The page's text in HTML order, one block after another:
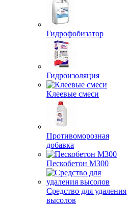
Гидрофобизатор
Гидроизоляция
Клеевые смеси
Противоморозная
добавка
Пескобетон М300
Средство для удаления
высолов